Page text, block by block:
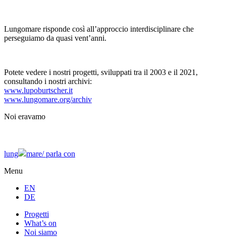
Lungomare risponde così all’approccio interdisciplinare che
perseguiamo da quasi vent’anni.
Potete vedere i nostri progetti, sviluppati tra il 2003 e il 2021,
consultando i nostri archivi:
www.lupoburtscher.it
www.lungomare.org/archiv
Noi eravamo
lung mare/parla con
Menu
EN
DE
Progetti
What’s on
Noi siamo